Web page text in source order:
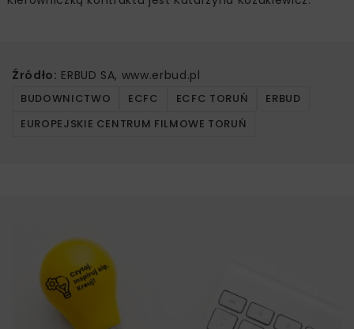
Źródło: ERBUD SA, www.erbud.pl
BUDOWNICTWO ECFC ECFC TORUŃ
ERBUD
EUROPEJSKIE CENTRUM FILMOWE TORUŃ